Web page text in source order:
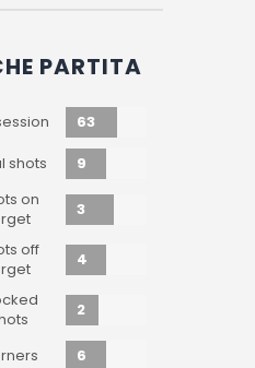
PARTITA
63
shots 9
on
3
off
4
2
6